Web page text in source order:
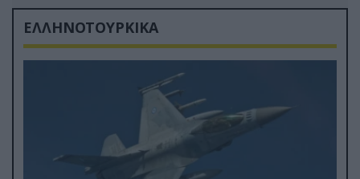
ΕΛΛΗΝΟΤΟΥΡΚΙΚΑ